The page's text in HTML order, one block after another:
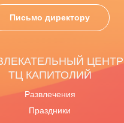
ЦЕНТР
ТЦ КАПИТОЛИЙ
Развлечения
Праздники
Письмо директору